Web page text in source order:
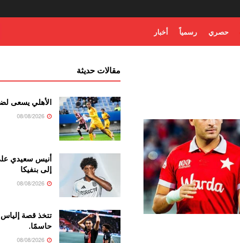
حصري رسمياً أخبار
مقالات حديثة
الأهلي يسعى
أنيس سعيدي
إلى بنفيكا
تتخذ قصة
حاسمًا.